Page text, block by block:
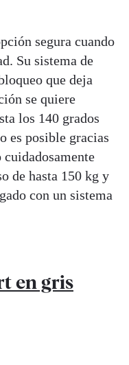
segura cuando
Su sistema de
que deja
se quiere
los 140 grados
es posible gracias
cuidadosamente
de hasta 150 kg y
con un sistema
en gris